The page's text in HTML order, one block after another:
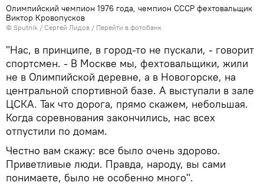
Олимпийский чемпион 1976 года, чемпион СССР фехтовальщик
Виктор Кровопусков
© Sputnik / Сергей Лидов / Перейти в фотобанк
"Нас, в принципе, в город-то не пускали, - говорит
спортсмен. - В Москве мы, фехтовальщики, жили
не в Олимпийской деревне, а в Новогорске, на
центральной спортивной базе. А выступали в зале
ЦСКА. Так что дорога, прямо скажем, небольшая.
Когда соревнования закончились, нас всех
отпустили по домам.
Честно вам скажу: все было очень здорово.
Приветливые люди. Правда, народу, вы сами
понимаете, было не особенно много".